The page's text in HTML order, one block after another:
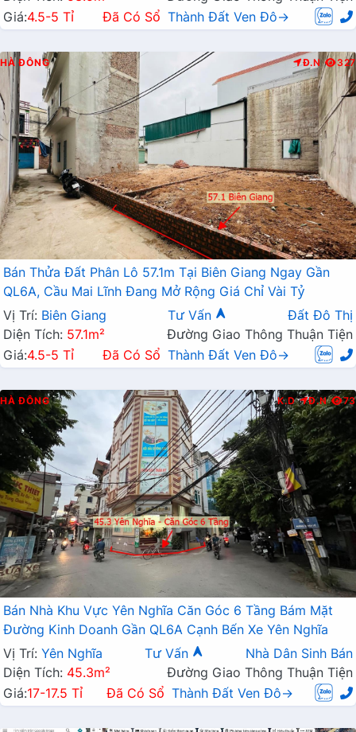
Giá:4.5-5 Tỉ Đã Có Sổ Thành Đất Ven Đô→
HÀ ĐÔNG Đ.N 327
Bán Thửa Đất Phân Lô 57.1m Tại Biên Giang Ngay Gần
QL6A, Cầu Mai Lĩnh Đang Mở Rộng Giá Chỉ Vài Tỷ
Vị Trí: Biên Giang Tư Vấn
Đất Đô Thị
Diện Tích: 57.1m²
Đường Giao Thông Thuận Tiện
Giá:4.5-5 Tỉ Đã Có Sổ Thành Đất Ven Đô→
HÀ ĐÔNG K.D Đ.N 73
Bán Nhà Khu Vực Yên Nghĩa Căn Góc 6 Tầng Bám Mặt
Đường Kinh Doanh Gần QL6A Cạnh Bến Xe Yên Nghĩa
Vị Trí: Yên Nghĩa Tư Vấn
Nhà Dân Sinh Bán
Diện Tích: 45.3m²
Đường Giao Thông Thuận Tiện
Giá:17-17.5 Tỉ Đã Có Sổ Thành Đất Ven Đô→